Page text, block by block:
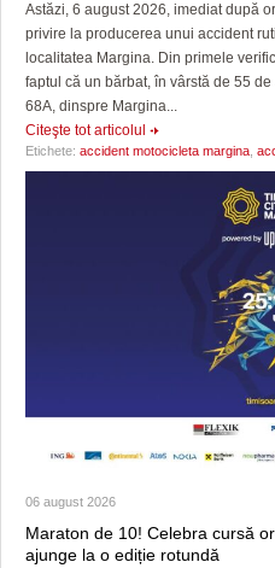
Astăzi, 6 august 2026, imediat după
privire la producerea unui accident
localitatea Margina. Din primele
faptul că un bărbat, în vârstă de 55
68A, dinspre Margina...
Citeşte tot articolul
Etichete: accident motocicleta margina
06 august 2026
Maraton de 10! Celebra cursă
ajunge la o ediție rotundă